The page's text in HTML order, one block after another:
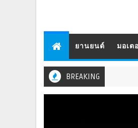
ยานยนต์ มอเต
BREAKING